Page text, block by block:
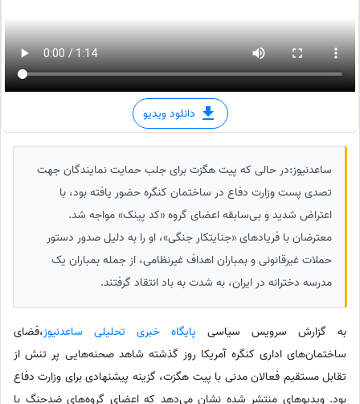
دانلود ویدیو
ساعدنیوز:در حالی که پیت هگزت برای جلب حمایت نمایندگان جهت
تصدی پست وزارت دفاع در ساختمان کنگره حضور یافته بود، با
اعتراض شدید و بی‌سابقه اعضای گروه «کد پینک» مواجه شد.
معترضان با فریادهای «جنایتکار جنگی»، او را به دلیل صدور دستور
حملات غیرقانونی و بمباران اهداف غیرنظامی، از جمله بمباران یک
مدرسه دخترانه در ایران، به شدت به باد انتقاد گرفتند.
به گزارش سرویس سیاسی پایگاه خبری تحلیلی ساعدنیوز،فضای
ساختمان‌های اداری کنگره آمریکا روز گذشته شاهد صحنه‌هایی پر تنش از
تقابل مستقیم فعالان مدنی با پیت هگزت، گزینه پیشنهادی برای وزارت دفاع
بود. ویدیوهای منتشر شده نشان می‌دهد که اعضای گروه‌های ضدجنگ با